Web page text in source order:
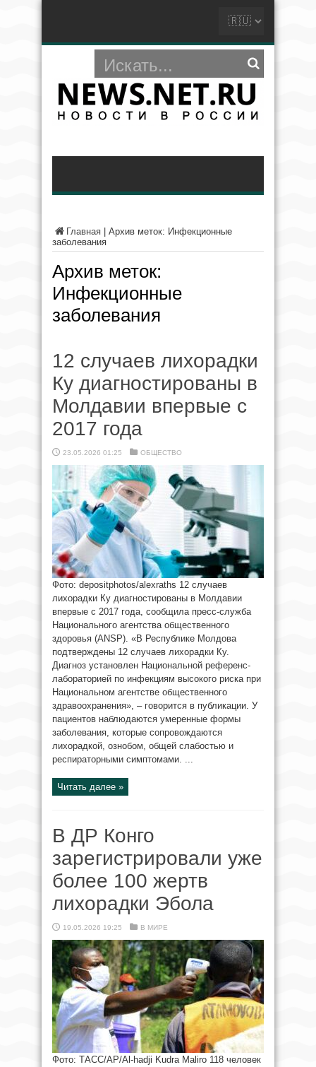
Главная
Архив меток: Инфекционные
заболевания
Архив меток:
Инфекционные
заболевания
12 случаев лихорадки
Ку диагностированы в
Молдавии впервые с
2017 года
23.05.2026 01:25 ОБЩЕСТВО
Фото: depositphotos/alexraths 12 случаев
лихорадки Ку диагностированы в Молдавии
впервые с 2017 года, сообщила пресс-служба
Национального агентства общественного
здоровья (ANSP). «В Республике Молдова
подтверждены 12 случаев лихорадки Ку.
Диагноз установлен Национальной референс-
лабораторией по инфекциям высокого риска при
Национальном агентстве общественного
здравоохранения», – говорится в публикации. У
пациентов наблюдаются умеренные формы
заболевания, которые сопровождаются
лихорадкой, ознобом, общей слабостью и
респираторными симптомами. ...
Читать далее »
В ДР Конго
зарегистрировали уже
более 100 жертв
лихорадки Эбола
19.05.2026 19:25 В МИРЕ
Фото: ТАСС/AP/Al-hadji Kudra Maliro 118 человек